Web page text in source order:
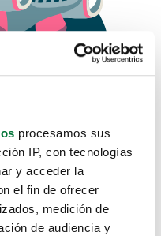
procesamos sus
IP, con tecnologías
y acceder la
el fin de ofrecer
medición de
de audiencia y
como
aquí.